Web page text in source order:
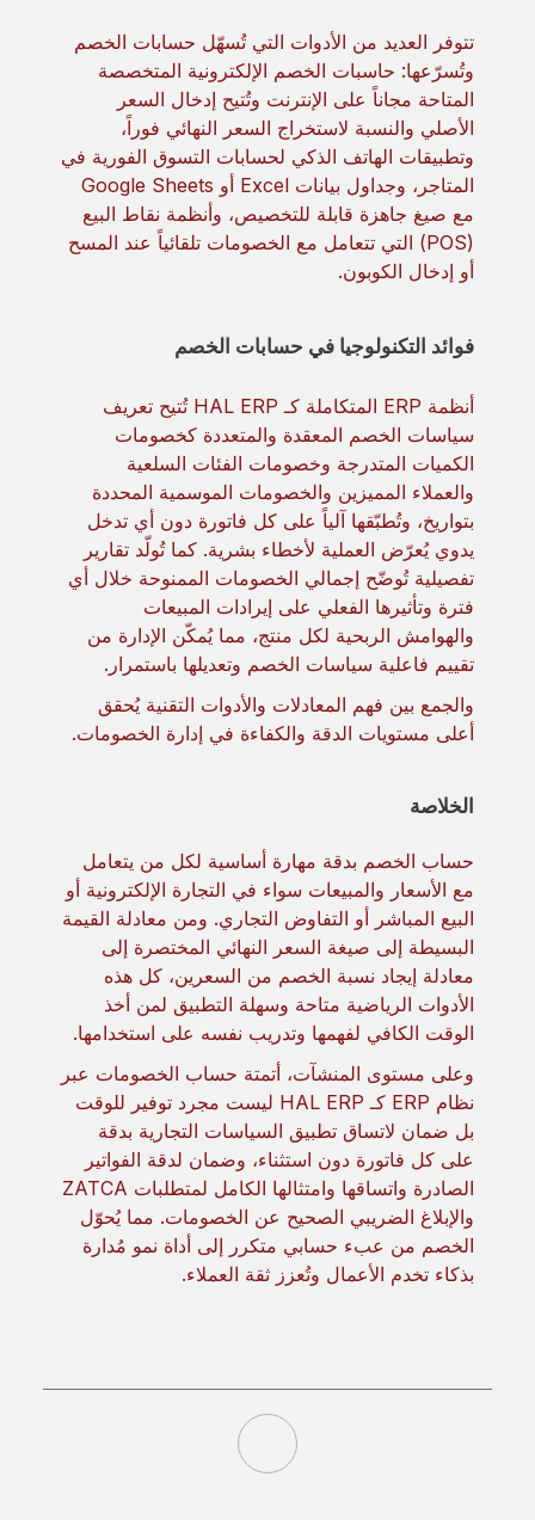
تتوفر العديد من الأدوات التي تُسهّل حسابات الخصم
وتُسرّعها: حاسبات الخصم الإلكترونية المتخصصة
المتاحة مجاناً على الإنترنت وتُتيح إدخال السعر
الأصلي والنسبة لاستخراج السعر النهائي فوراً،
وتطبيقات الهاتف الذكي لحسابات التسوق الفورية في
المتاجر، وجداول بيانات Excel أو Google Sheets
مع صيغ جاهزة قابلة للتخصيص، وأنظمة نقاط البيع
(POS) التي تتعامل مع الخصومات تلقائياً عند المسح
أو إدخال الكوبون.
فوائد التكنولوجيا في حسابات الخصم
أنظمة ERP المتكاملة كـ HAL ERP تُتيح تعريف
سياسات الخصم المعقدة والمتعددة كخصومات
الكميات المتدرجة وخصومات الفئات السلعية
والعملاء المميزين والخصومات الموسمية المحددة
بتواريخ، وتُطبّقها آلياً على كل فاتورة دون أي تدخل
يدوي يُعرّض العملية لأخطاء بشرية. كما تُولّد تقارير
تفصيلية تُوضّح إجمالي الخصومات الممنوحة خلال أي
فترة وتأثيرها الفعلي على إيرادات المبيعات
والهوامش الربحية لكل منتج، مما يُمكّن الإدارة من
تقييم فاعلية سياسات الخصم وتعديلها باستمرار.
والجمع بين فهم المعادلات والأدوات التقنية يُحقق
أعلى مستويات الدقة والكفاءة في إدارة الخصومات.
الخلاصة
حساب الخصم بدقة مهارة أساسية لكل من يتعامل
مع الأسعار والمبيعات سواء في التجارة الإلكترونية أو
البيع المباشر أو التفاوض التجاري. ومن معادلة القيمة
البسيطة إلى صيغة السعر النهائي المختصرة إلى
معادلة إيجاد نسبة الخصم من السعرين، كل هذه
الأدوات الرياضية متاحة وسهلة التطبيق لمن أخذ
الوقت الكافي لفهمها وتدريب نفسه على استخدامها.
وعلى مستوى المنشآت، أتمتة حساب الخصومات عبر
نظام ERP كـ HAL ERP ليست مجرد توفير للوقت
بل ضمان لاتساق تطبيق السياسات التجارية بدقة
على كل فاتورة دون استثناء، وضمان لدقة الفواتير
الصادرة واتساقها وامتثالها الكامل لمتطلبات ZATCA
والإبلاغ الضريبي الصحيح عن الخصومات. مما يُحوّل
الخصم من عبء حسابي متكرر إلى أداة نمو مُدارة
بذكاء تخدم الأعمال وتُعزز ثقة العملاء.